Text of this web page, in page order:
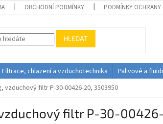
OBCHODNÍ PODMÍNKY PODMÍNKY OCHRANY
HLEDAT
Filtrace, chlazení a vzduchotechnika Palivové a
vzduchový filtr P-30-00426-20, 3503950
filtr P-30-